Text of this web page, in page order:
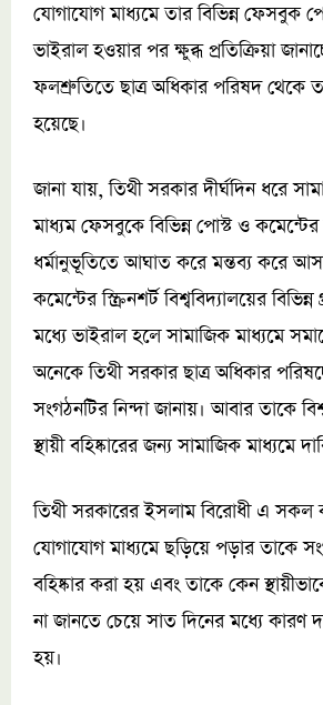
যোগাযোগ মাধ্যমে তার বিভিন্ন ফেসবুক
ভাইরাল হওয়ার পর ক্ষুব্ধ প্রতিক্রিয়া
ফলশ্রুতিতে ছাত্র অধিকার পরিষদ থেকে
হয়েছে।
জানা যায়, তিথী সরকার দীর্ঘদিন ধরে
মাধ্যম ফেসবুকে বিভিন্ন পোস্ট ও
ধর্মানুভূতিতে আঘাত করে মন্তব্য করে
কমেন্টের স্ক্রিনশর্ট বিশ্ববিদ্যালয়ের
মধ্যে ভাইরাল হলে সামাজিক মাধ্যমে
অনেকে তিথী সরকার ছাত্র অধিকার
সংগঠনটির নিন্দা জানায়। আবার তাকে
স্থায়ী বহিষ্কারের জন্য সামাজিক মাধ্যমে
তিথী সরকারের ইসলাম বিরোধী এ সকল
যোগাযোগ মাধ্যমে ছড়িয়ে পড়ার তাকে
বহিষ্কার করা হয় এবং তাকে কেন
না জানতে চেয়ে সাত দিনের মধ্যে কারণ
হয়।